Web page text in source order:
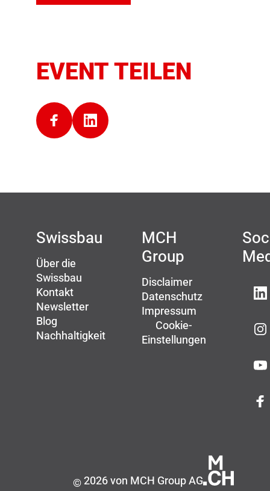
EVENT TEILEN
Swissbau
Über die
Swissbau
Kontakt
Newsletter
Blog
Nachhaltigkeit
MCH
Group
Disclaimer
Datenschutz
Impressum
Cookie-
Einstellungen
©2026 von MCH Group AG